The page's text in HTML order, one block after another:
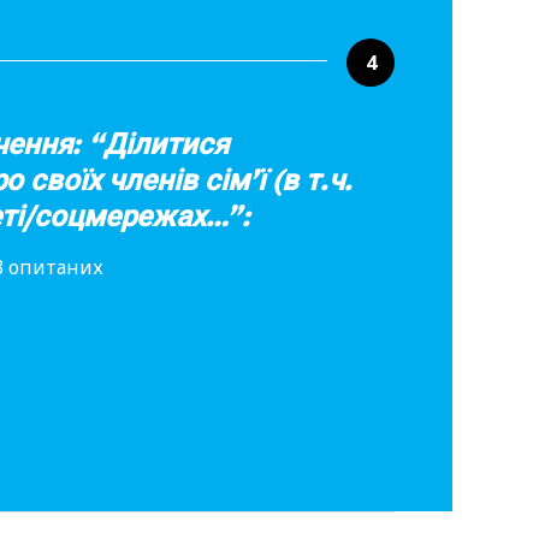
4
“Ділитися
своїх членів сім’ї (в т.ч.
соцмережах…”:
опитаних